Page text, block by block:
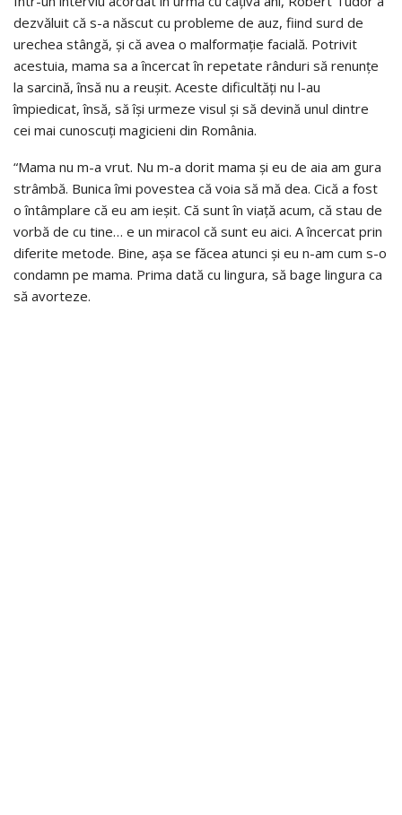
dezvăluit că s-a născut cu probleme de auz, fiind surd de
urechea stângă, și că avea o malformație facială. Potrivit
acestuia, mama sa a încercat în repetate rânduri să renunțe
la sarcină, însă nu a reușit. Aceste dificultăți nu l-au
împiedicat, însă, să își urmeze visul și să devină unul dintre
cei mai cunoscuți magicieni din România.
“Mama nu m-a vrut. Nu m-a dorit mama și eu de aia am gura
strâmbă. Bunica îmi povestea că voia să mă dea. Cică a fost
o întâmplare că eu am ieșit. Că sunt în viață acum, că stau de
vorbă de cu tine… e un miracol că sunt eu aici. A încercat prin
diferite metode. Bine, așa se făcea atunci și eu n-am cum s-o
condamn pe mama. Prima dată cu lingura, să bage lingura ca
să avorteze.